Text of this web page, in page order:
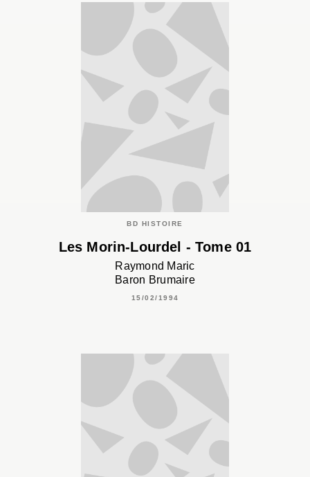
BD HISTOIRE
Les Morin-Lourdel - Tome 01
Raymond Maric
Baron Brumaire
15/02/1994